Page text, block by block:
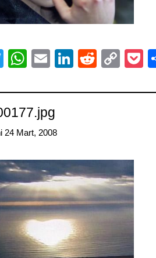
TwitterWhatsApp
EmailLinkedIn
Reddit
24 Mart, 2008